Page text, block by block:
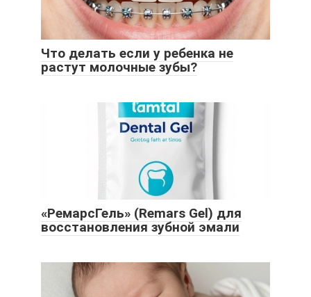
Что делать если у ребенка не
растут молочные зубы?
«РемарсГель» (Remars Gel) для
восстановления зубной эмали